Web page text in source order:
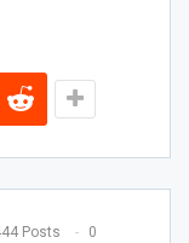
Posts 0